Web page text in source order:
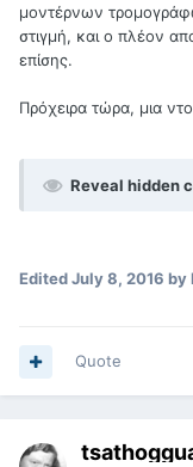
μοντέρνων
στιγμή, και ο πλέον
επίσης.
Πρόχειρα τώρα, μια
Reveal hidden
EditedJuly 8, 2016 by
Quote